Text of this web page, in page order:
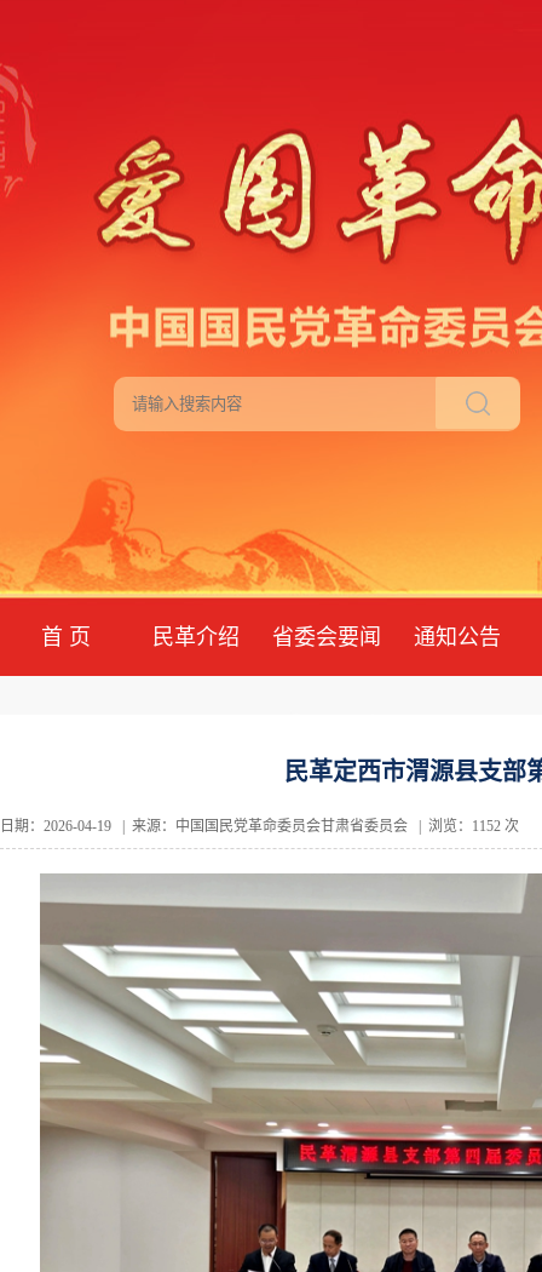
首 页 民革介绍 省委会要闻 通知公告
民革定西市渭源县支部
日期：2026-04-19 | 来源：中国国民党革命委员会甘肃省委员会 | 浏览：1152 次